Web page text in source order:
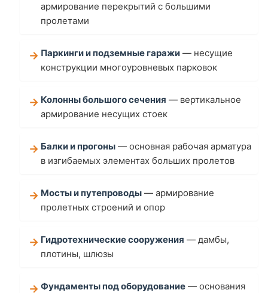
армирование перекрытий с большими
пролетами
Паркинги и подземные гаражи — несущие
конструкции многоуровневых парковок
Колонны большого сечения — вертикальное
армирование несущих стоек
Балки и прогоны — основная рабочая арматура
в изгибаемых элементах больших пролетов
Мосты и путепроводы — армирование
пролетных строений и опор
Гидротехнические сооружения — дамбы,
плотины, шлюзы
Фундаменты под оборудование — основания